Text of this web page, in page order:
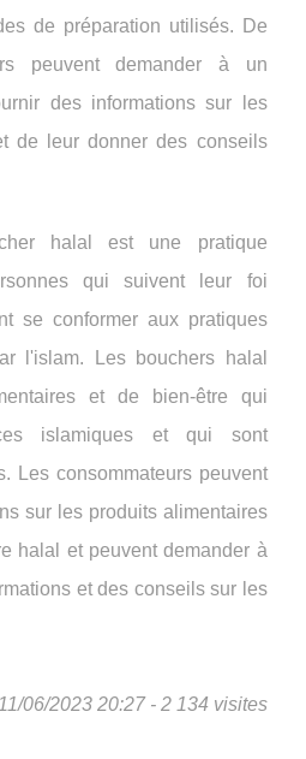
de préparation utilisés. De
peuvent demander à un
des informations sur les
de leur donner des conseils
halal est une pratique
qui suivent leur foi
se conformer aux pratiques
l'islam. Les bouchers halal
et de bien-être qui
islamiques et qui sont
Les consommateurs peuvent
sur les produits alimentaires
halal et peuvent demander à
et des conseils sur les
11/06/2023 20:27 - 2 134 visites